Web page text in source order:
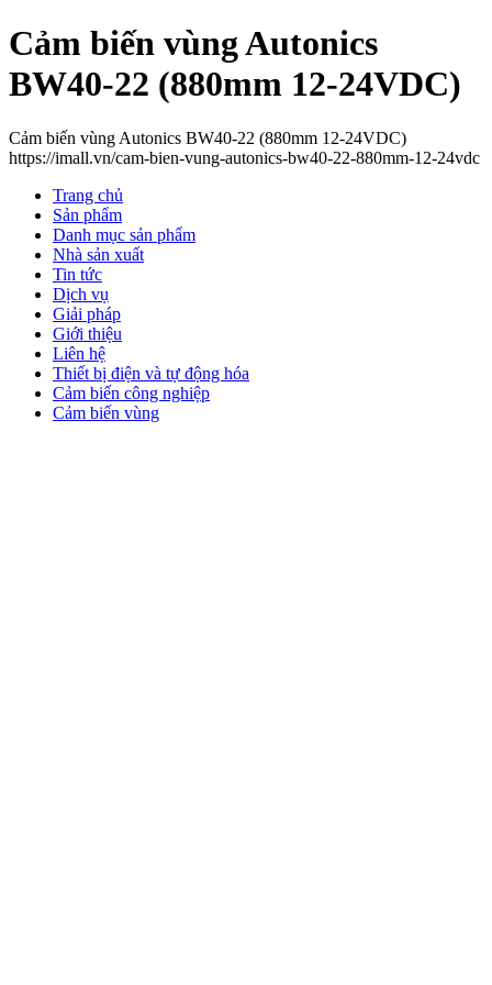
Cảm biến vùng Autonics
BW40-22 (880mm 12-24VDC)
Cảm biến vùng Autonics BW40-22 (880mm 12-24VDC)
https://imall.vn/cam-bien-vung-autonics-bw40-22-880mm-12-24vdc
Trang chủ
Sản phẩm
Danh mục sản phẩm
Nhà sản xuất
Tin tức
Dịch vụ
Giải pháp
Giới thiệu
Liên hệ
Thiết bị điện và tự động hóa
Cảm biến công nghiệp
Cảm biến vùng